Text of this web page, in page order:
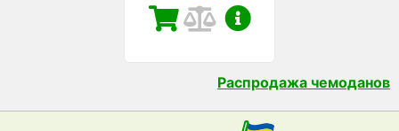
Распродажа чемоданов